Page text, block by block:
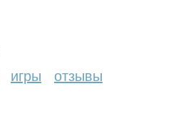
игры отзывы